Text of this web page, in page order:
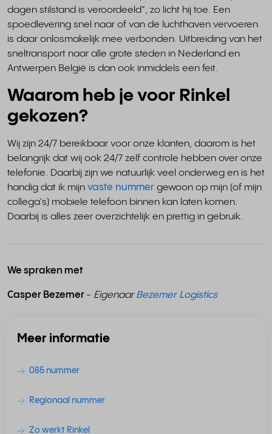
dagen stilstand is veroordeeld”, zo licht hij toe. Een
spoedlevering snel naar of van de luchthaven vervoeren
is daar onlosmakelijk mee verbonden. Uitbreiding van het
sneltransport naar alle grote steden in Nederland en
Antwerpen België is dan ook inmiddels een feit.
Waarom heb je voor Rinkel
gekozen?
Wij zijn 24/7 bereikbaar voor onze klanten, daarom is het
belangrijk dat wij ook 24/7 zelf controle hebben over onze
telefonie. Daarbij zijn we natuurlijk veel onderweg en is het
handig dat ik mijn vaste nummer gewoon op mijn (of mijn
collega's) mobiele telefoon binnen kan laten komen.
Daarbij is alles zeer overzichtelijk en prettig in gebruik.
We spraken met
Casper Bezemer - EigenaarBezemer Logistics
Meer informatie
085 nummer
Regionaal nummer
Zo werkt Rinkel